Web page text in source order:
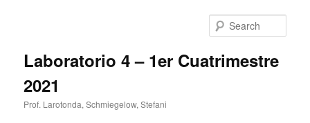
Laboratorio 4 – 1er Cuatrimestre
2021
Prof. Larotonda, Schmiegelow, Stefani